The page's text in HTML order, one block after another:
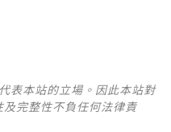
表本站的立場。因此本站對
完整性不負任何法律責